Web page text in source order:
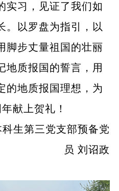
实习，见证了我们如
。以罗盘为指引，以
脚步丈量祖国的壮丽
地质报国的誓言，用
的地质报国理想，为
献上贺礼！
生第三党支部预备党
员 刘诏政